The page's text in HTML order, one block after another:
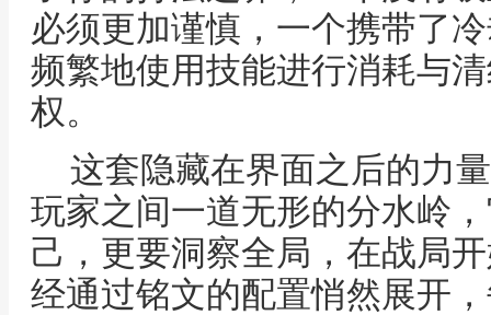
必须更加谨慎，一个携带了
频繁地使用技能进行消耗与
权。
这套隐藏在界面之后的力
玩家之间一道无形的分水岭
己，更要洞察全局，在战局
经通过铭文的配置悄然展开